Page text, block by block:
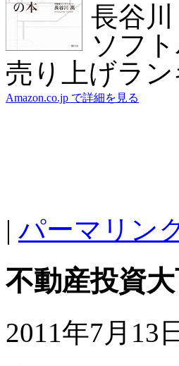
長谷川
ソフ
売り上げラ
Amazon.co.jp で詳細を見る
| パーマリン
不動産投資
2011年7月13